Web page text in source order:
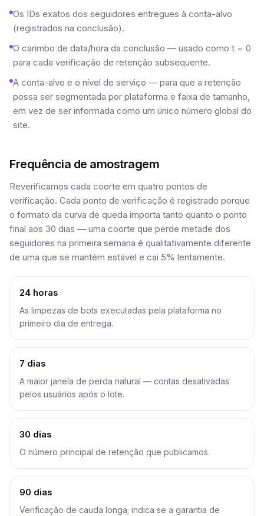
Os IDs exatos dos seguidores entregues à conta-alvo
(registrados na conclusão).
O carimbo de data/hora da conclusão — usado como t = 0
para cada verificação de retenção subsequente.
A conta-alvo e o nível de serviço — para que a retenção
possa ser segmentada por plataforma e faixa de tamanho,
em vez de ser informada como um único número global do
site.
Frequência de amostragem
Reverificamos cada coorte em quatro pontos de
verificação. Cada ponto de verificação é registrado porque
o formato da curva de queda importa tanto quanto o ponto
final aos 30 dias — uma coorte que perde metade dos
seguidores na primeira semana é qualitativamente diferente
de uma que se mantém estável e cai 5% lentamente.
24 horas
As limpezas de bots executadas pela plataforma no
primeiro dia de entrega.
7 dias
A maior janela de perda natural — contas desativadas
pelos usuários após o lote.
30 dias
O número principal de retenção que publicamos.
90 dias
Verificação de cauda longa; indica se a garantia de